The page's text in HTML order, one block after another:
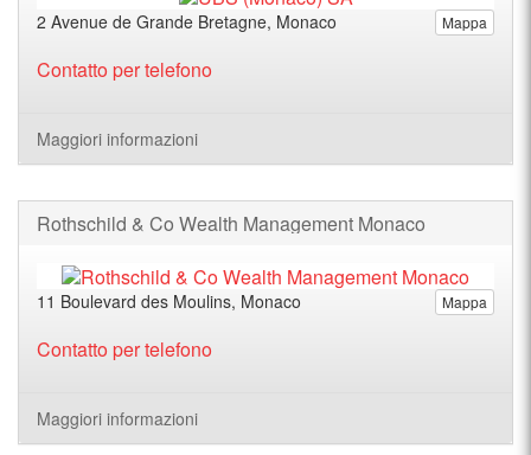
Mappa
2 Avenue de Grande Bretagne, Monaco
Contatto per telefono
Maggiori informazioni
Rothschild & Co Wealth Management Monaco
Mappa
11 Boulevard des Moulins, Monaco
Contatto per telefono
Maggiori informazioni